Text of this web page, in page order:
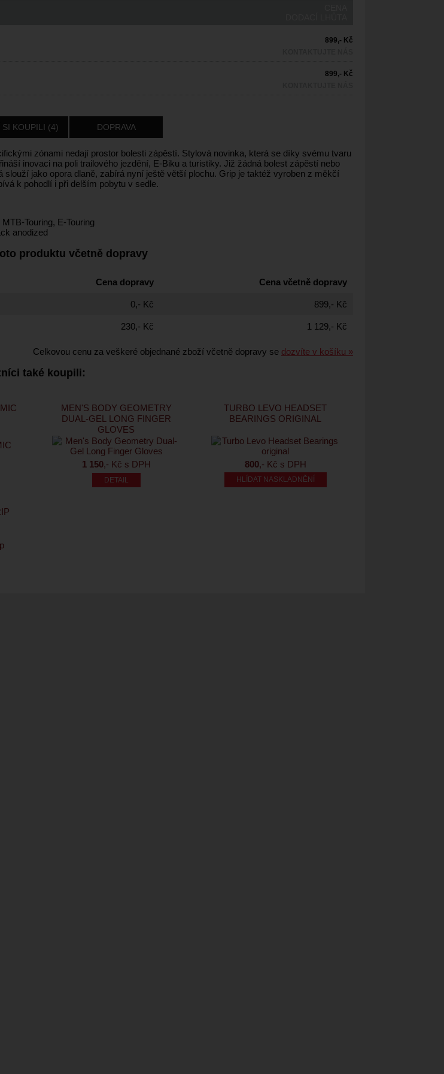
899,- Kč
899,- Kč
SI KOUPILI (4) DOPRAVA
zónami nedají prostor bolesti zápěstí. Stylová novinka, která se díky svému tvaru
inovaci na poli trailového jezdění, E-Biku a turistiky. Již žádná bolest zápěstí nebo
slouží jako opora dlaně, zabírá nyní ještě větší plochu. Grip je taktéž vyroben z měkčí
k pohodlí i při delším pobytu v sedle.
Touring, E-Touring
anodized
produktu včetně dopravy
Cena dopravy Cena včetně dopravy
0,- Kč 899,- Kč
230,- Kč 1 129,- Kč
Celkovou cenu za veškeré objednané zboží včetně dopravy se dozvíte v košíku »
také koupili:
MEN'S BODY GEOMETRY
DUAL-GEL LONG FINGER
GLOVES
1 150,- Kč s DPH
TURBO LEVO HEADSET
BEARINGS ORIGINAL
800,- Kč s DPH
HLÍDAT NASKLADNĚNÍ